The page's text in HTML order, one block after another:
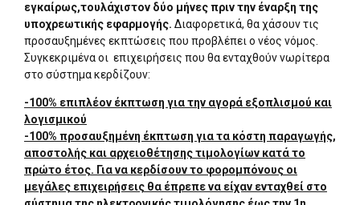
εγκαίρως,τουλάχιστον δύο μήνες πριν την έναρξη της
υποχρεωτικής εφαρμογής. Διαφορετικά, θα χάσουν τις
προσαυξημένες εκπτώσεις που προβλέπει ο νέος νόμος.
Συγκεκριμένα οι επιχειρήσεις που θα ενταχθούν νωρίτερα
στο σύστημα κερδίζουν:
-100% επιπλέον έκπτωση για την αγορά εξοπλισμού και
λογισμικού
-100% προσαυξημένη έκπτωση για τα κόστη παραγωγής,
αποστολής και αρχειοθέτησης τιμολογίων κατά το
πρώτο έτος. Για να κερδίσουν το φορομπόνους οι
μεγάλες επιχειρήσεις θα έπρεπε να είχαν ενταχθεί στο